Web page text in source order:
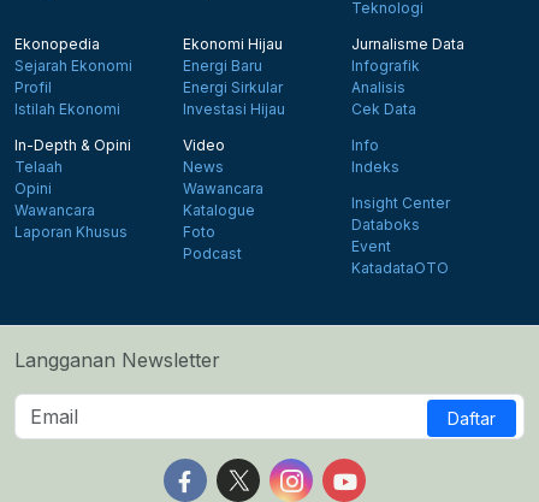
Teknologi
Ekonopedia
Sejarah Ekonomi
Profil
Istilah Ekonomi
Ekonomi Hijau
Energi Baru
Energi Sirkular
Investasi Hijau
Jurnalisme Data
Infografik
Analisis
Cek Data
In-Depth & Opini
Telaah
Opini
Wawancara
Laporan Khusus
Video
News
Wawancara
Katalogue
Foto
Podcast
Info
Indeks
Insight Center
Databoks
Event
KatadataOTO
Langganan Newsletter
Daftar
Follow us on Facebook
Follow us on X
Follow us on Instagram
Follow us on